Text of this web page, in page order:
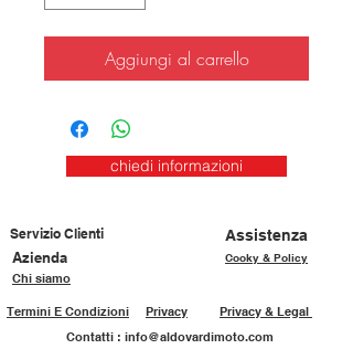
Aggiungi al carrello
chiedi informazioni
Servizio Clienti
Assistenza
Azienda
Cooky & Policy
Chi siamo
Privacy & Legal
Privacy
Termini E Condizioni
Contatti : info@aldovardimoto.com